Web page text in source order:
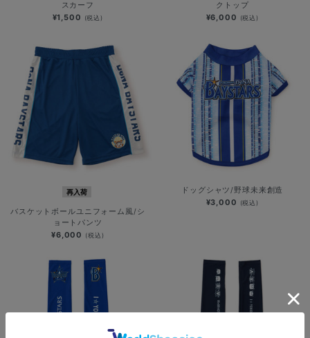
スカーフ
¥1,500 (税込)
クトップ
¥6,000 (税込)
再入荷
バスケットボールユニフォーム風/シ
ョートパンツ
¥6,000 (税込)
ドッグシャツ/野球未来創造
¥3,000 (税込)